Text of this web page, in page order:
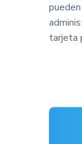
tarjeta